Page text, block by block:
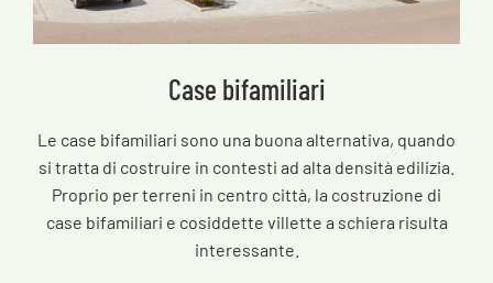
Case bifamiliari
Le case bifamiliari sono una buona alternativa, quando
si tratta di costruire in contesti ad alta densità edilizia.
Proprio per terreni in centro città, la costruzione di
case bifamiliari e cosiddette villette a schiera risulta
interessante.